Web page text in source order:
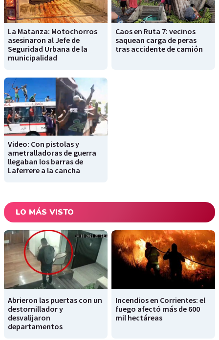
La Matanza: Motochorros
asesinaron al Jefe de
Seguridad Urbana de la
municipalidad
Caos en Ruta 7: vecinos
saquean carga de peras
tras accidente de camión
Video: Con pistolas y
ametralladoras de guerra
llegaban los barras de
Laferrere a la cancha
LO MÁS VISTO
Abrieron las puertas con un
destornillador y
desvalijaron
departamentos
Incendios en Corrientes: el
fuego afectó más de 600
mil hectáreas